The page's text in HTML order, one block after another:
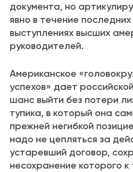
документа, но
явно в течение
выступлениях высших
руководителей.
Американское
успехов» дает
шанс выйти без потери
тупика, в который она
прежней негибкой
надо не цепляться за
устаревший договор,
несохранение которого к